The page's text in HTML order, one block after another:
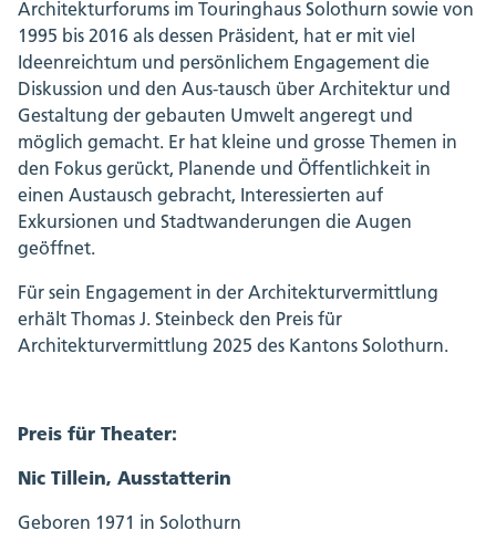
Architekturforums im Touringhaus Solothurn sowie von
1995 bis 2016 als dessen Präsident, hat er mit viel
Ideenreichtum und persönlichem Engagement die
Diskussion und den Aus-tausch über Architektur und
Gestaltung der gebauten Umwelt angeregt und
möglich gemacht. Er hat kleine und grosse Themen in
den Fokus gerückt, Planende und Öffentlichkeit in
einen Austausch gebracht, Interessierten auf
Exkursionen und Stadtwanderungen die Augen
geöffnet.
Für sein Engagement in der Architekturvermittlung
erhält Thomas J. Steinbeck den Preis für
Architekturvermittlung 2025 des Kantons Solothurn.
Preis für Theater:
Nic Tillein, Ausstatterin
Geboren 1971 in Solothurn